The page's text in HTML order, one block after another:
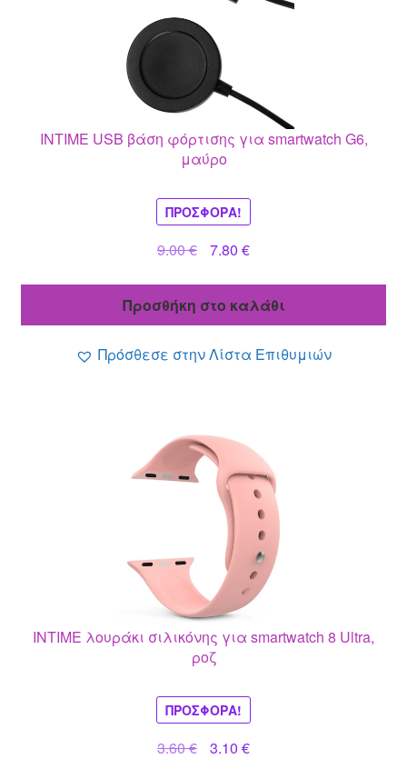
INTIME USB βάση φόρτισης για smartwatch G6,
μαύρο
ΠΡΟΣΦΟΡΆ!
9.00€
Original
9.00 €.
7.80 €Η
είναι:
Προσθήκη στο καλάθι
Πρόσθεσε στην Λίστα Επιθυμιών
INTIME λουράκι σιλικόνης για smartwatch 8 Ultra,
ροζ
ΠΡΟΣΦΟΡΆ!
3.60€
Original
3.10 €Η